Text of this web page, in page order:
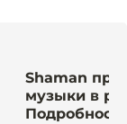
Shaman
музыки в